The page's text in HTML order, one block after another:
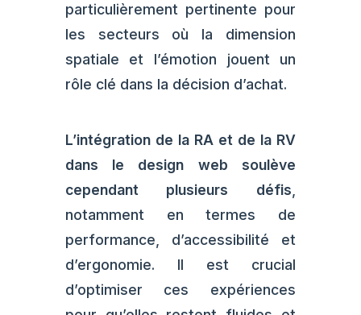
particulièrement pertinente pour
les secteurs où la dimension
spatiale et l’émotion jouent un
rôle clé dans la décision d’achat.
L’intégration de la RA et de la RV
dans le design web soulève
cependant plusieurs défis
notamment en termes de
performance, d’accessibilité et
d’ergonomie. Il est crucial
d’optimiser ces expériences